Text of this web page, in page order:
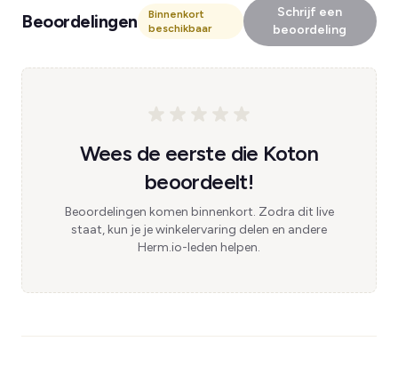
Beoordelingen
Binnenkort
beschikbaar
Schrijf een
beoordeling
Wees de eerste die Koton
beoordeelt!
Beoordelingen komen binnenkort. Zodra dit live
staat, kun je je winkelervaring delen en andere
Herm.io-leden helpen.